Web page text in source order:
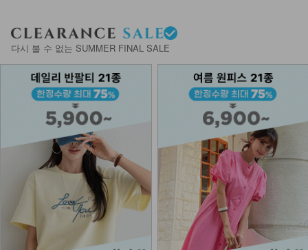
DM52-AC-01/원석링 스웨이드 목걸
이
다시 볼 수 없는 SUMMER FINAL SALE